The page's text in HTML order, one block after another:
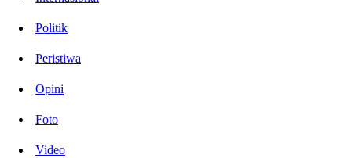
Politik
Peristiwa
Opini
Foto
Video